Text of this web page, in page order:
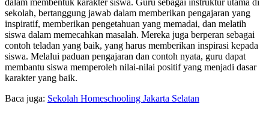
dalam membentuk karakter siswa. Guru sebagai instruktur utama di
sekolah, bertanggung jawab dalam memberikan pengajaran yang
inspiratif, memberikan pengetahuan yang memadai, dan melatih
siswa dalam memecahkan masalah. Mereka juga berperan sebagai
contoh teladan yang baik, yang harus memberikan inspirasi kepada
siswa. Melalui paduan pengajaran dan contoh nyata, guru dapat
membantu siswa memperoleh nilai-nilai positif yang menjadi dasar
karakter yang baik.
Baca juga: Sekolah Homeschooling Jakarta Selatan